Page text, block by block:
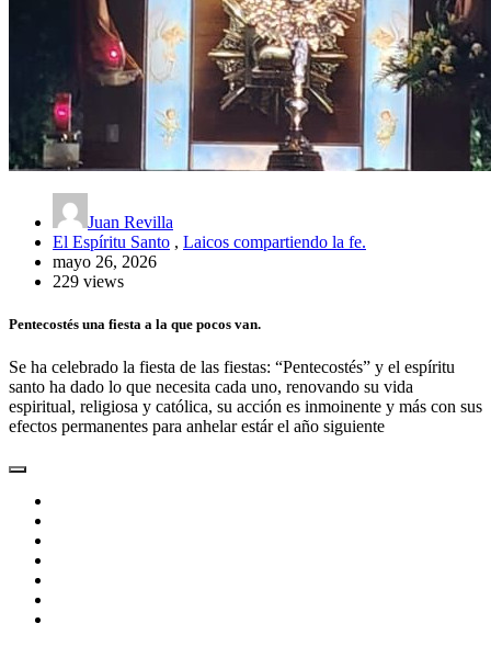
Juan Revilla
El Espíritu Santo , Laicos compartiendo la fe.
mayo 26, 2026
229 views
Pentecostés una fiesta a la que pocos van.
Se ha celebrado la fiesta de las fiestas: “Pentecostés” y el espíritu
santo ha dado lo que necesita cada uno, renovando su vida
espiritual, religiosa y católica, su acción es inmoinente y más con sus
efectos permanentes para anhelar estár el año siguiente